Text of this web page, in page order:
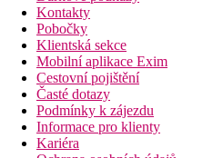
Kontakty
Pobočky
Klientská sekce
Mobilní aplikace Exim
Cestovní pojištění
Časté dotazy
Podmínky k zájezdu
Informace pro klienty
Kariéra